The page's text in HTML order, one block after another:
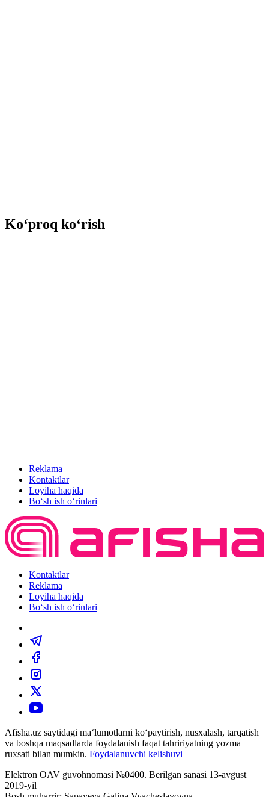
Ko‘proq ko‘rish
Reklama
Kontaktlar
Loyiha haqida
Bo‘sh ish o‘rinlari
Kontaktlar
Reklama
Loyiha haqida
Bo‘sh ish o‘rinlari
Afisha.uz saytidagi ma‘lumotlarni ko‘paytirish, nusxalash, tarqatish
va boshqa maqsadlarda foydalanish faqat tahririyatning yozma
ruxsati bilan mumkin. Foydalanuvchi kelishuvi
Elektron OAV guvohnomasi №0400. Berilgan sanasi 13-avgust
2019-yil